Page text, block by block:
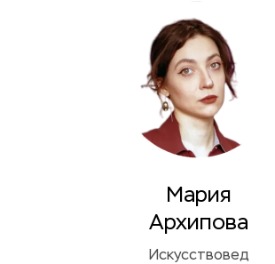
Мария
Архипова
Искусствовед